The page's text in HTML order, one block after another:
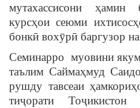
мутахассисони
курсҳои сеюми
бонкӣ вохӯрӣ баргузор
Семинарро муовини
таълим Саймаҳмуд
рушду тавсеаи
тиҷорати